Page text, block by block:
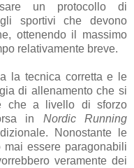
un protocollo di
sportivi che devono
ottenendo il massimo
relativamente breve.
la tecnica corretta e le
di allenamento che si
che a livello di sforzo
in Nordic Running
Nonostante le
mai essere paragonabili
veramente dei